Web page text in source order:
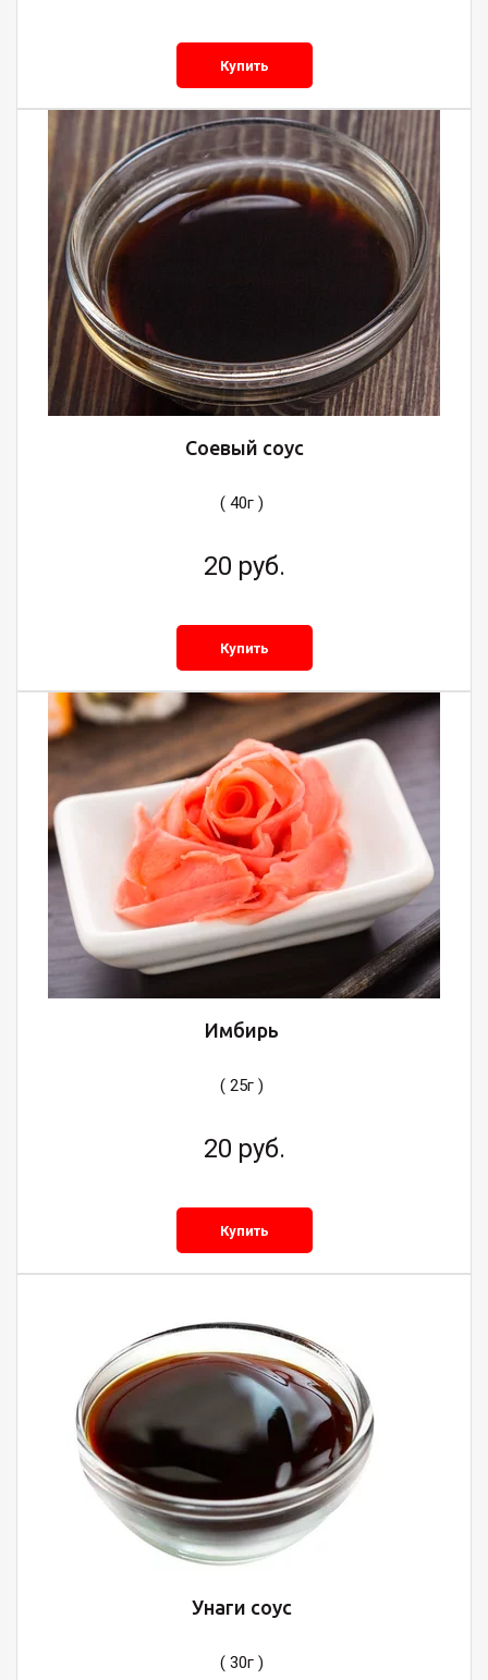
Купить
Соевый соус
( 40г )
20 руб.
Купить
Имбирь
( 25г )
20 руб.
Купить
Унаги соус
( 30г )